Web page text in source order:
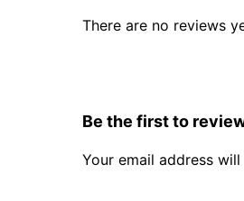
There are no reviews
Be the first to
Your email address